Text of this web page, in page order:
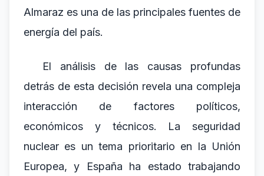
Almaraz es una de las principales fuentes de
energía del país.
El análisis de las causas profundas
detrás de esta decisión revela una compleja
interacción de factores políticos,
económicos y técnicos. La seguridad
nuclear es un tema prioritario en la Unión
Europea, y España ha estado trabajando